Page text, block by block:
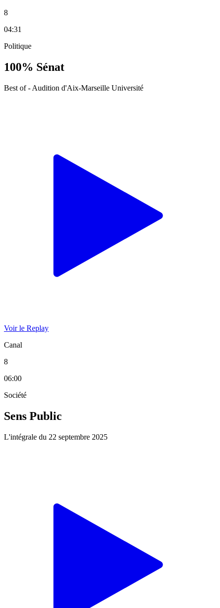
8
04:31
Politique
100% Sénat
Best of - Audition d'Aix-Marseille Université
Voir le Replay
Canal
8
06:00
Société
Sens Public
L'intégrale du 22 septembre 2025